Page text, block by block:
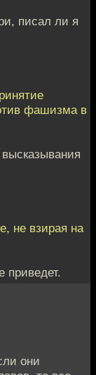
писал ли я
фашизма в
не взирая на
приведет.
они